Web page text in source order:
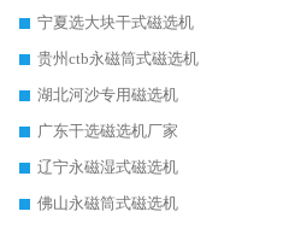
宁夏选大块干式磁选机
贵州ctb永磁筒式磁选机
湖北河沙专用磁选机
广东干选磁选机厂家
辽宁永磁湿式磁选机
佛山永磁筒式磁选机